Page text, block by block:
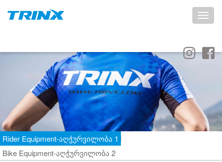
Toggle
Rider Equipment-აღჭურვილობა 1
Bike Equipment-აღჭურვილობა 2